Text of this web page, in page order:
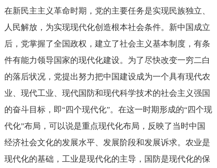
在新民主主义革命时期，党的主要任务是实现民族独立、
人民解放，为实现现代化创造根本社会条件。新中国成立
后，党掌握了全国政权，建立了社会主义基本制度，有条
件有能力领导国家的现代化建设。为了尽快改变一穷二白
的落后状况，党提出努力把中国建设成为一个具有现代农
业、现代工业、现代国防和现代科学技术的社会主义强国
的奋斗目标，即“四个现代化”。在这一时期形成的“四个现
代化”布局，可以说是重点现代化布局，反映了当时中国
经济社会文化的发展水平、发展阶段和发展诉求。农业是
现代化的基础，工业是现代化的主导，国防是现代化的保